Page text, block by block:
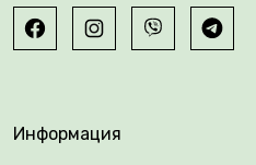
Информация